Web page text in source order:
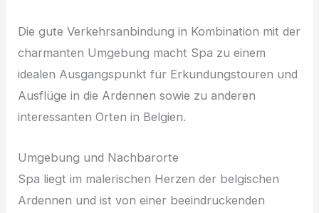
Die gute Verkehrsanbindung in Kombination mit der
charmanten Umgebung macht Spa zu einem
idealen Ausgangspunkt für Erkundungstouren und
Ausflüge in die Ardennen sowie zu anderen
interessanten Orten in Belgien.
Umgebung und Nachbarorte
Spa liegt im malerischen Herzen der belgischen
Ardennen und ist von einer beeindruckenden